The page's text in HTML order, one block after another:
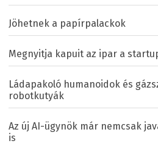
Jöhetnek a papírpalackok
Megnyitja kapuit az ipar a
Ládapakoló humanoidok és
robotkutyák
Az új AI-ügynök már nemcsak
is